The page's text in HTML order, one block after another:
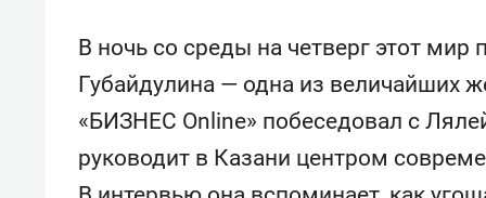
В ночь со среды на четверг этот мир
Губайдулина — одна из величайших
«БИЗНЕС Online» побеседовал с
руководит в Казани центром
создают оазис жилого
комфорта под Казанью
150
ID